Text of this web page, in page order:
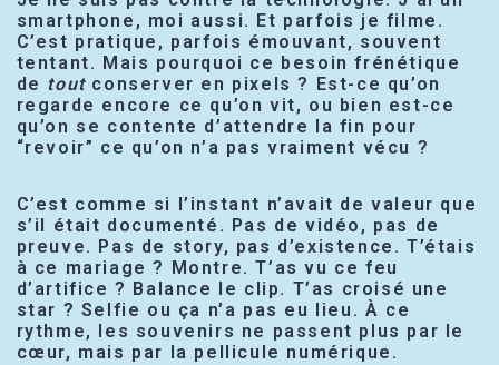
smartphone, moi aussi. Et parfois je filme.
C’est pratique, parfois émouvant, souvent
tentant. Mais pourquoi ce besoin frénétique
de toutconserver en pixels ? Est-ce qu’on
regarde encore ce qu’on vit, ou bien est-ce
qu’on se contente d’attendre la fin pour
“revoir” ce qu’on n’a pas vraiment vécu ?
C’est comme si l’instant n’avait de valeur que
s’il était documenté. Pas de vidéo, pas de
preuve. Pas de story, pas d’existence. T’étais
à ce mariage ? Montre. T’as vu ce feu
d’artifice ? Balance le clip. T’as croisé une
star ? Selfie ou ça n’a pas eu lieu. À ce
rythme, les souvenirs ne passent plus par le
cœur, mais par la pellicule numérique.